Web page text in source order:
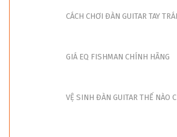
CÁCH CHƠI ĐÀN GUITAR TAY TRÁI
GIÁ EQ FISHMAN CHÍNH HÃNG
VỆ SINH ĐÀN GUITAR THẾ NÀO